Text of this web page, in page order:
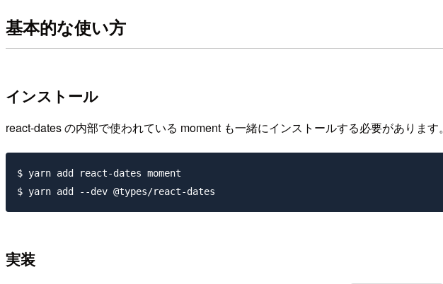
基本的な使い方
インストール
react-dates の内部で使われている moment も一緒にインストールする必要があります。
$ yarn add react-dates moment
実装